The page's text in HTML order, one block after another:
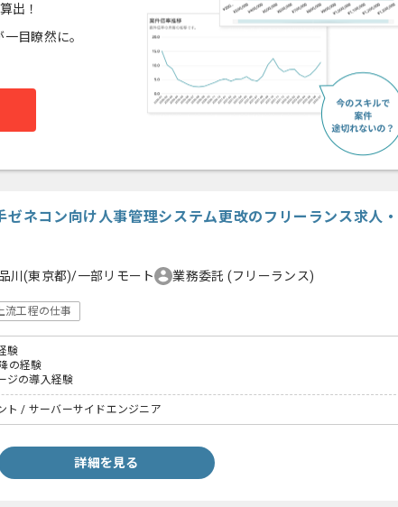
出！
一目瞭然に。
ゼネコン向け人事管理システム更改のフリーランス求人・
川(東京都)/一部リモート 業務委託 (フリーランス)
流工程の仕事
験
の経験
ジの導入経験
ト / サーバーサイドエンジニア
詳細を見る